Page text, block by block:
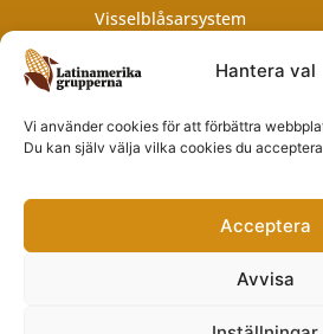
Hantera val
Vi använder cookies för att förbättra
Du kan själv välja vilka cookies du
Acceptera
Avvisa
Visselblåsarsystem
Latinamerikagrupperna
granskas avSvensk
trygg när du ger en gåva.
Latinamerikagrupperna